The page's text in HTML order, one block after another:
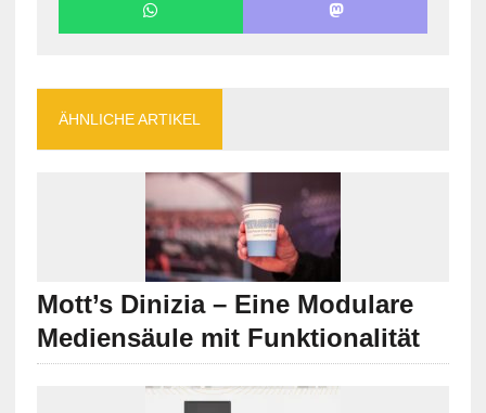
ÄHNLICHE ARTIKEL
Mott’s Dinizia – Eine Modulare
Mediensäule mit Funktionalität